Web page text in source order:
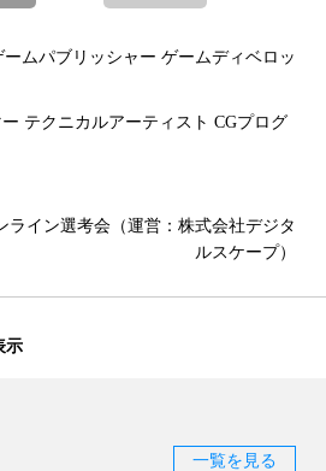
ームパブリッシャー ゲームディベロッ
テクニカルアーティスト CGプログ
ライン選考会（運営：株式会社デジタ
ルスケープ）
示
一覧を見る